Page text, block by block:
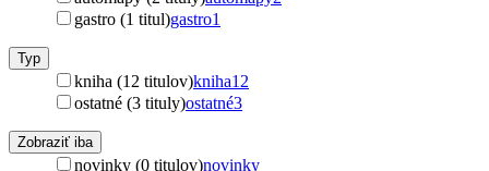
gastro (1 titul)gastro1
Typ
kniha (12 titulov)kniha12
ostatné (3 tituly)ostatné3
Zobraziť iba
novinky (0 titulov)novinky